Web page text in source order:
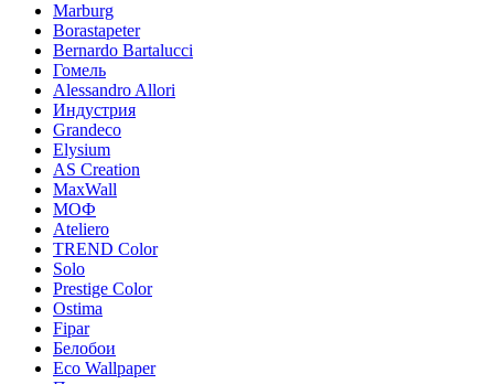
Marburg
Borastapeter
Bernardo Bartalucci
Гомель
Alessandro Allori
Индустрия
Grandeco
Elysium
AS Creation
MaxWall
МОФ
Ateliero
TREND Color
Solo
Prestige Color
Ostima
Fipar
Белобои
Eco Wallpaper